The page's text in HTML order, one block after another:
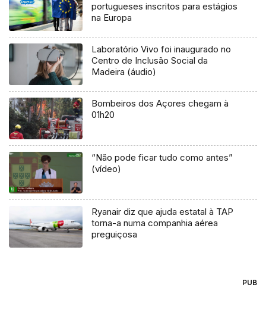
portugueses inscritos para estágios
na Europa
Laboratório Vivo foi inaugurado no
Centro de Inclusão Social da
Madeira (áudio)
Bombeiros dos Açores chegam à
01h20
“Não pode ficar tudo como antes”
(vídeo)
Ryanair diz que ajuda estatal à TAP
torna-a numa companhia aérea
preguiçosa
PUB